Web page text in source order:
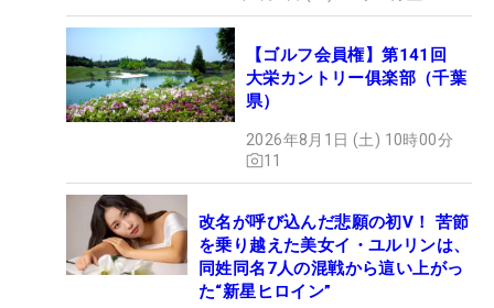
【ゴルフ会員権】第141回
大栄カントリー俱楽部（千葉
県）
2026年8月1日 (土) 10時00分
11
改名が呼び込んだ悲願の初V！ 苦節
を乗り越えた美女イ・ユルリンは、
同姓同名7人の混戦から這い上がっ
た“新星ヒロイン”